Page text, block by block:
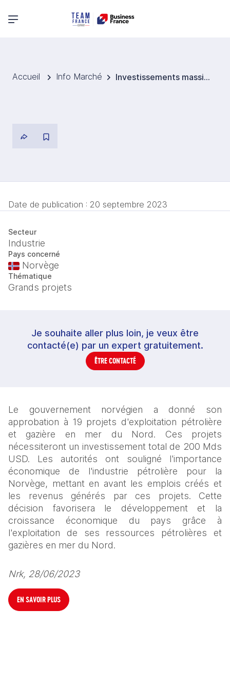
Menu principal
Accueil Info Marché Investissements massif dans les exploitations d’hydrocarbure en mer du Nord
Date de publication : 20 septembre 2023
Secteur
Industrie
Pays concerné
Norvège
Thématique
Grands projets
Je souhaite aller plus loin, je veux être
contacté(e) par un expert gratuitement.
ÊTRE CONTACTÉ
Le gouvernement norvégien a donné son
approbation à 19 projets d'exploitation pétrolière
et gazière en mer du Nord. Ces projets
nécessiteront un investissement total de 200 Mds
USD. Les autorités ont souligné l'importance
économique de l'industrie pétrolière pour la
Norvège, mettant en avant les emplois créés et
les revenus générés par ces projets. Cette
décision favorisera le développement et la
croissance économique du pays grâce à
l'exploitation de ses ressources pétrolières et
gazières en mer du Nord.
Nrk, 28/06/2023
EN SAVOIR PLUS